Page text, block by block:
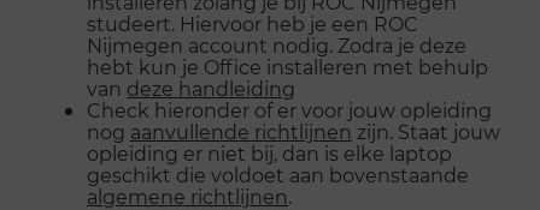
studeert. Hiervoor heb je een ROC
Nijmegen account nodig. Zodra je deze
hebt kun je Office installeren met behulp
van deze handleiding
Check hieronder of er voor jouw opleiding
nog aanvullende richtlijnen zijn. Staat jouw
opleiding er niet bij, dan is elke laptop
geschikt die voldoet aan bovenstaande
algemene richtlijnen.